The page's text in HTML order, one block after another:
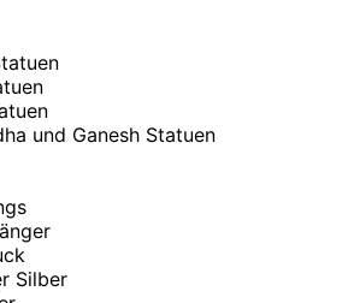
und Ganesh Statuen
Silber